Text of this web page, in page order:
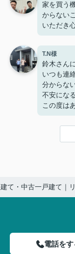
家を買う
からない
いただき
T.N様
鈴木さん
いつも連
分からな
不安にな
この度は
て・中古一戸建て｜
電話をす